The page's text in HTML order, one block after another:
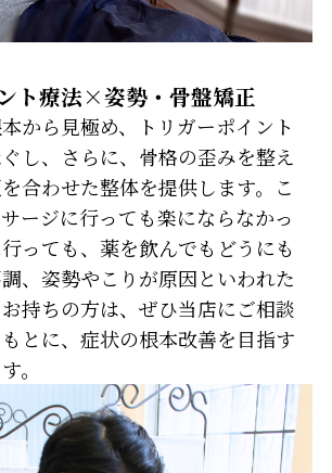
ト療法×姿勢・骨盤矯正
から見極め、トリガーポイント
し、さらに、骨格の歪みを整え
合わせた整体を提供します。こ
ージに行っても楽にならなかっ
っても、薬を飲んでもどうにも
、姿勢やこりが原因といわれた
持ちの方は、ぜひ当店にご相談
とに、症状の根本改善を目指す
。